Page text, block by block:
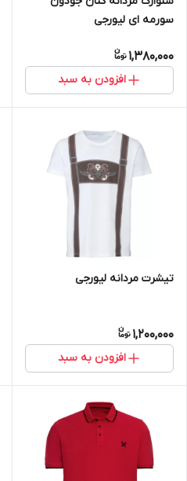
سورمه ای لیورجی
1,380,000
افزودن به سبد
تیشرت مردانه لیورجی
1,200,000
افزودن به سبد